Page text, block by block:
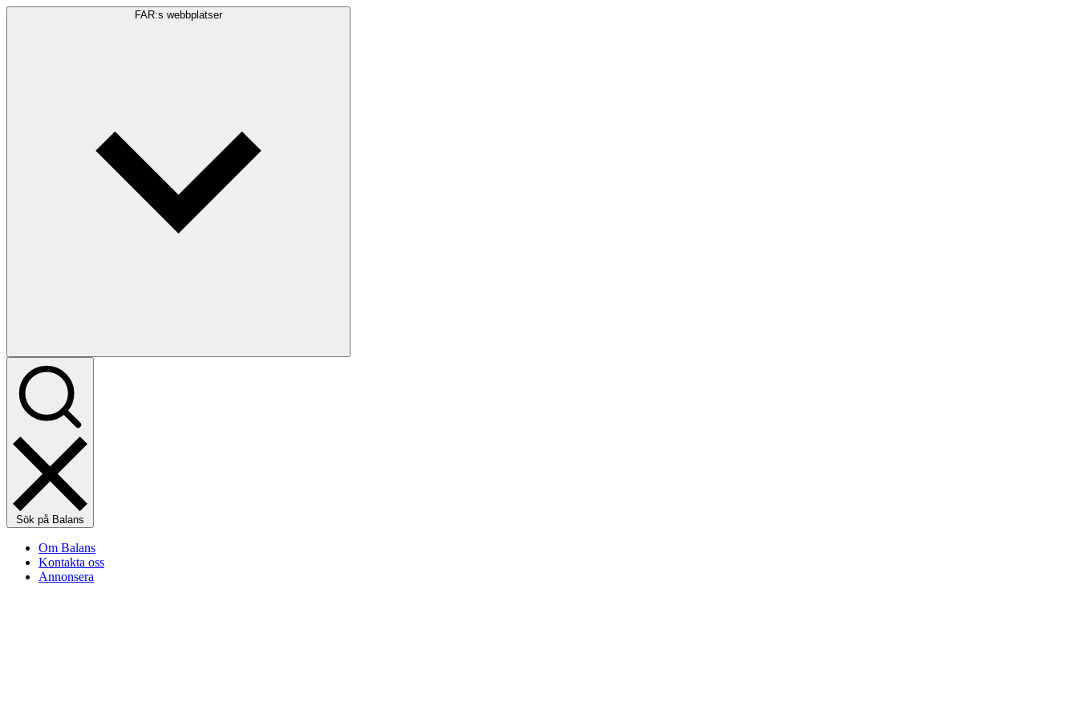
FAR:s webbplatser
Sök på Balans
Om Balans
Kontakta oss
Annonsera